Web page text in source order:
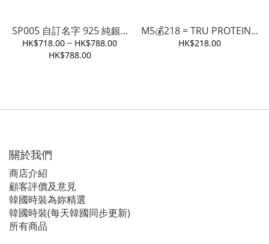
SP005 自訂名字 925 純銀...
HK$718.00 ~ HK$788.00
HK$788.00
M5💰218 = TRU PROTEIN...
HK$218.00
關於我們
商店介紹
顧客評價及意見
韓國時裝為妳精選
韓國時裝(每天韓國同步更新)
所有商品